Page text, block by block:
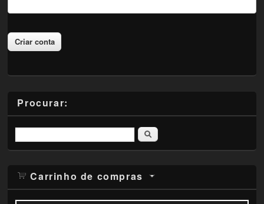
Procurar:
Pesquisar
Carrinho de compras